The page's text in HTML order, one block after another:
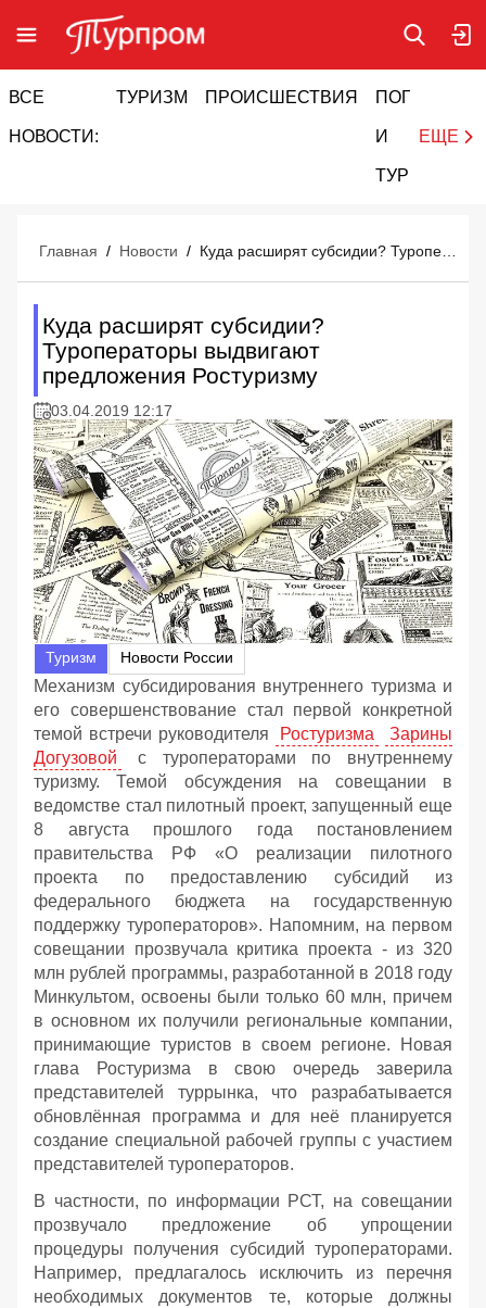
ВСЕ
НОВОСТИ:
ТУРИЗМ ПРОИСШЕСТВИЯ ПОГОДА
И
ТУРИЗМ
ЕЩЕ
Главная / Новости /
Куда расширят субсидии?
Туроператоры выдвигают
предложения Ростуризму
03.04.2019 12:17
Туризм Новости России
Механизм субсидирования внутреннего туризма и
его совершенствование стал первой конкретной
темой встречи руководителя
Ростуризма
Зарины
Догузовой
с туроператорами по внутреннему
туризму. Темой обсуждения на совещании в
ведомстве стал пилотный проект, запущенный еще
8 августа прошлого года постановлением
правительства РФ «О реализации пилотного
проекта по предоставлению субсидий из
федерального бюджета на государственную
поддержку туроператоров». Напомним, на первом
совещании прозвучала критика проекта - из 320
млн рублей программы, разработанной в 2018 году
Минкультом, освоены были только 60 млн, причем
в основном их получили региональные компании,
принимающие туристов в своем регионе. Новая
глава Ростуризма в свою очередь заверила
представителей туррынка, что разрабатывается
обновлённая программа и для неё планируется
создание специальной рабочей группы с участием
представителей туроператоров.
В частности, по информации РСТ, на совещании
прозвучало предложение об упрощении
процедуры получения субсидий туроператорами.
Например, предлагалось исключить из перечня
необходимых документов те, которые должны